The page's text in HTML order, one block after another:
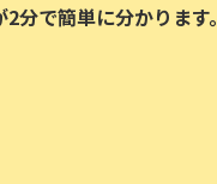
分で簡単に分かります。